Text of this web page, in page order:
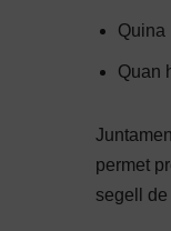
Quina
Quan
permet
segell